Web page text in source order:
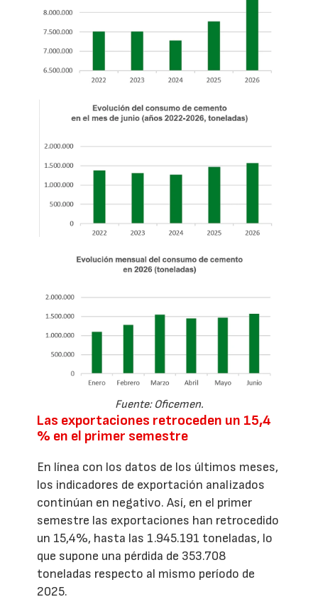
Fuente: Oficemen.
Las exportaciones retroceden un 15,4
% en el primer semestre
En línea con los datos de los últimos meses,
los indicadores de exportación analizados
continúan en negativo. Así, en el primer
semestre las exportaciones han retrocedido
un 15,4%, hasta las 1.945.191 toneladas, lo
que supone una pérdida de 353.708
toneladas respecto al mismo período de
2025.